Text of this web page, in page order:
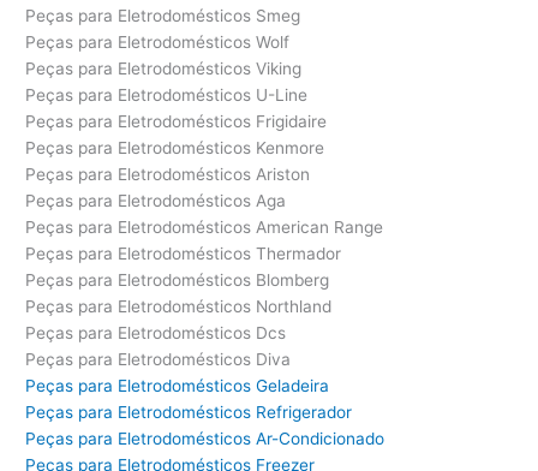
Peças para Eletrodomésticos Smeg
Peças para Eletrodomésticos Wolf
Peças para Eletrodomésticos Viking
Peças para Eletrodomésticos U-Line
Peças para Eletrodomésticos Frigidaire
Peças para Eletrodomésticos Kenmore
Peças para Eletrodomésticos Ariston
Peças para Eletrodomésticos Aga
Peças para Eletrodomésticos American Range
Peças para Eletrodomésticos Thermador
Peças para Eletrodomésticos Blomberg
Peças para Eletrodomésticos Northland
Peças para Eletrodomésticos Dcs
Peças para Eletrodomésticos Diva
Peças para Eletrodomésticos Geladeira
Peças para Eletrodomésticos Refrigerador
Peças para Eletrodomésticos Ar-Condicionado
Peças para Eletrodomésticos Freezer